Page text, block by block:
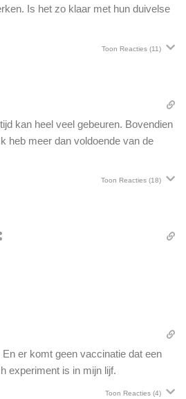
Is het zo klaar met hun duivelse
Toon Reacties (11)
kan heel veel gebeuren. Bovendien
heb meer dan voldoende van de
Toon Reacties (18)
er komt geen vaccinatie dat een
experiment is in mijn lijf.
Toon Reacties (4)